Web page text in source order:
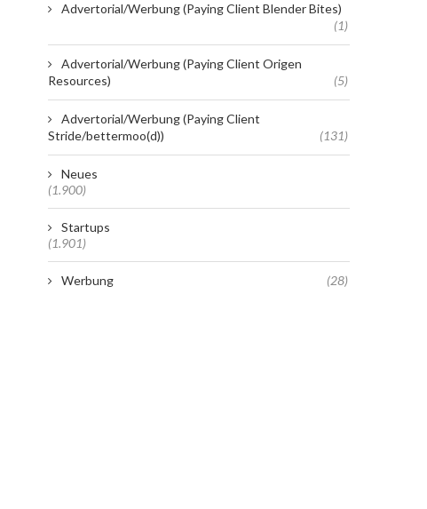
Advertorial/Werbung (Paying Client Blender Bites)
(1)
Advertorial/Werbung (Paying Client Origen
Resources)
(5)
Advertorial/Werbung (Paying Client
Stride/bettermoo(d))
(131)
Neues
(1.900)
Startups
(1.901)
Werbung (28)